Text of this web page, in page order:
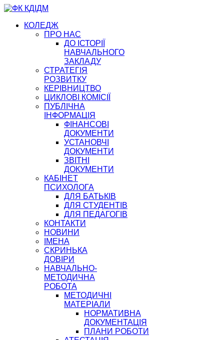
КОЛЕДЖ
ПРО НАС
ДО ІСТОРІЇ
НАВЧАЛЬНОГО
ЗАКЛАДУ
СТРАТЕГІЯ
РОЗВИТКУ
КЕРІВНИЦТВО
ЦИКЛОВІ КОМІСІЇ
ПУБЛІЧНА
ІНФОРМАЦІЯ
ФІНАНСОВІ
ДОКУМЕНТИ
УСТАНОВЧІ
ДОКУМЕНТИ
ЗВІТНІ
ДОКУМЕНТИ
КАБІНЕТ
ПСИХОЛОГА
ДЛЯ БАТЬКІВ
ДЛЯ СТУДЕНТІВ
ДЛЯ ПЕДАГОГІВ
КОНТАКТИ
НОВИНИ
ІМЕНА
СКРИНЬКА
ДОВІРИ
НАВЧАЛЬНО-
МЕТОДИЧНА
РОБОТА
МЕТОДИЧНІ
МАТЕРІАЛИ
НОРМАТИВНА
ДОКУМЕНТАЦІЯ
ПЛАНИ РОБОТИ